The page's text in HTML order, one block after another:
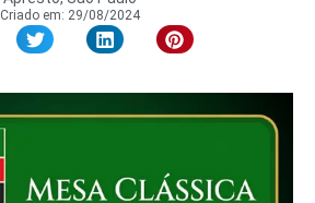
Criado em: 29/08/2024